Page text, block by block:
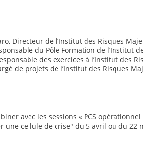
Directeur de l’Institut des Risques
du Pôle Formation de l’Institut
des exercices à l’Institut des
de projets de l’Institut des Risques
avec les sessions « PCS opérationnel
une cellule de crise" du 5 avril ou du 22